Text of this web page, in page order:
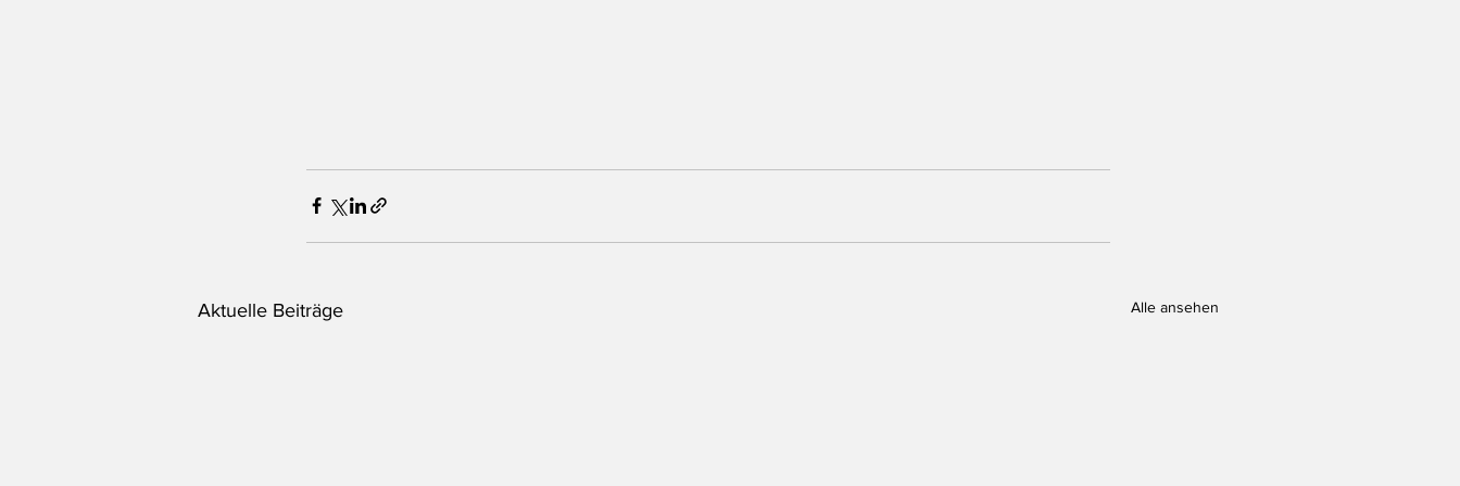
Aktuelle Beiträge Alle ansehen